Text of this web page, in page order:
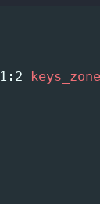
1:2 keys_zone